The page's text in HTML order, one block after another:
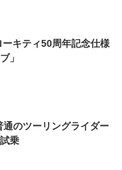
キティ50周年記念仕様
」
のツーリングライダー
乗